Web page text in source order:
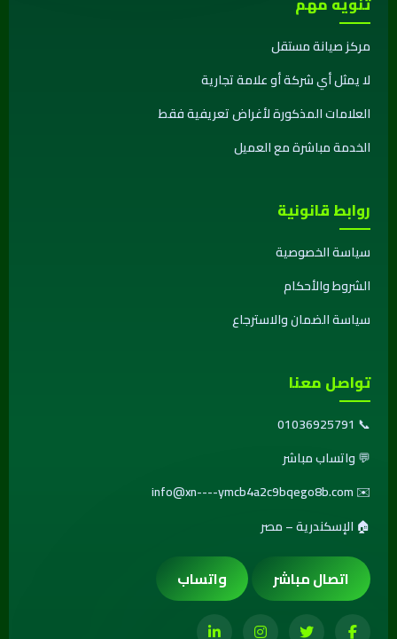
مركز صيانة مستقل
لا يمثل أي شركة أو علامة تجارية
العلامات المذكورة لأغراض تعريفية فقط
الخدمة مباشرة مع العميل
روابط قانونية
سياسة الخصوصية
الشروط والأحكام
سياسة الضمان والاسترجاع
تواصل معنا
📞
01036925791
💬واتساب مباشر
✉️
info@xn----ymcb4a2c9bqego8b.com
🏠 الإسكندرية – مصر
اتصال مباشر واتساب